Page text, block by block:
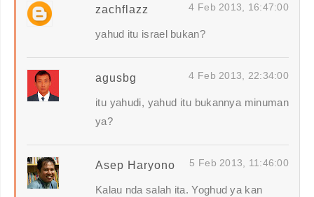
zachflazz 4 Feb 2013, 16:47:00
yahud itu israel bukan?
agusbg 4 Feb 2013, 22:34:00
itu yahudi, yahud itu bukannya minuman
ya?
Asep Haryono 5 Feb 2013, 11:46:00
Kalau nda salah ita. Yoghud ya kan